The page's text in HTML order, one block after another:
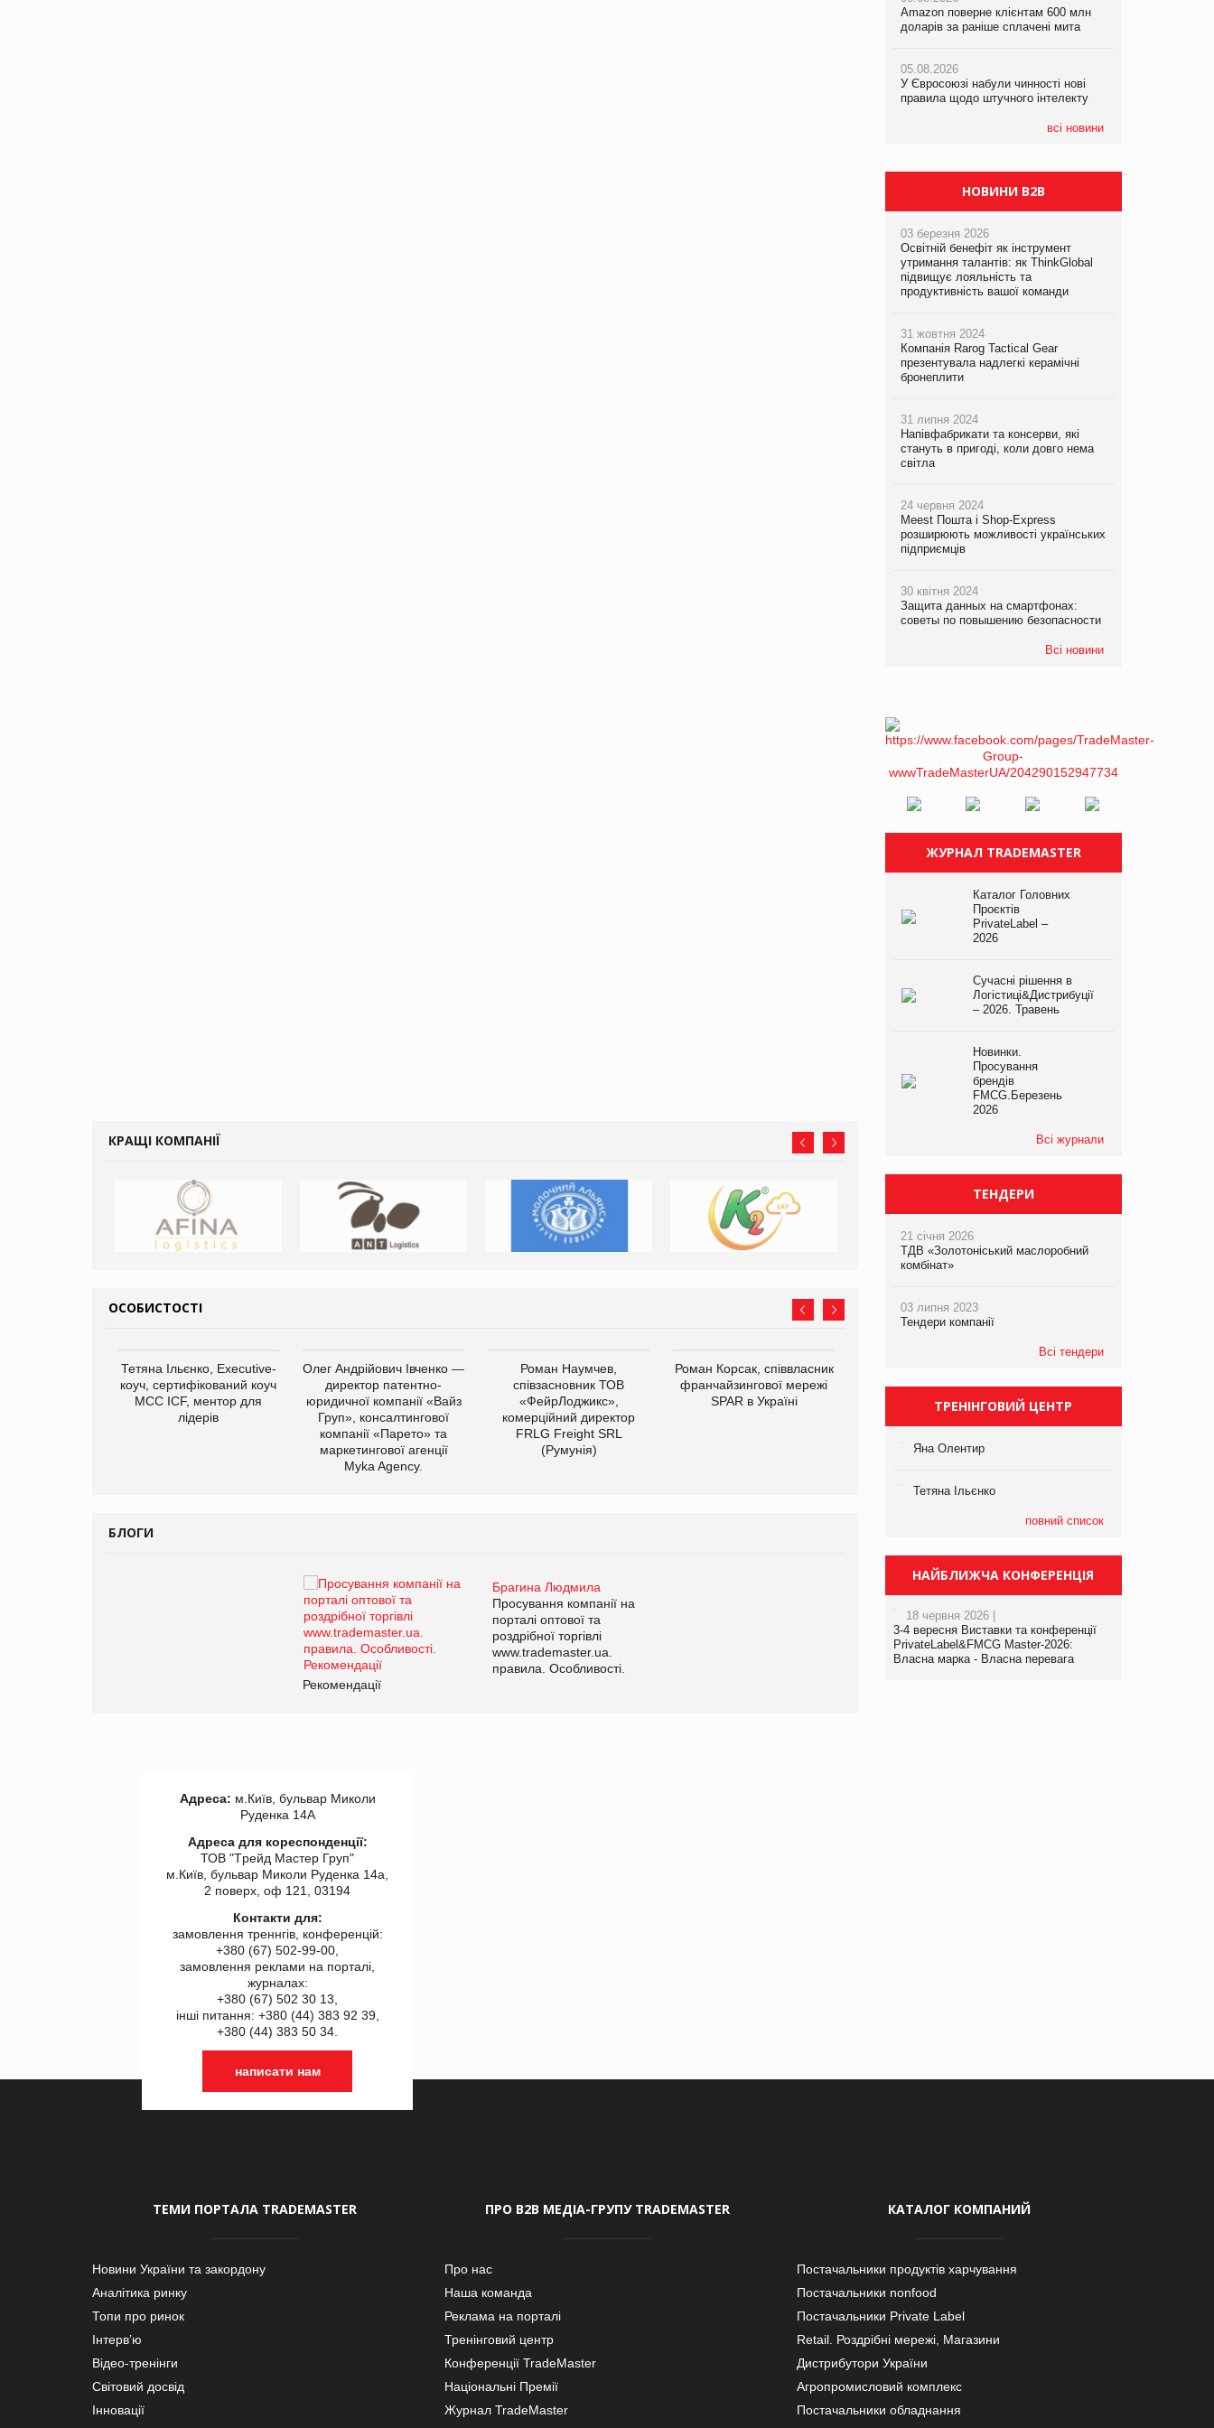
КРАЩІ КОМПАНІЇ
ОСОБИСТОСТІ
Тетяна Ільєнко, Executive-
коуч, сертифікований коуч
МСС ICF, ментор для
лідерів
Олег Андрійович Івченко —
директор патентно-
юридичної компанії «Вайз
Груп», консалтингової
компанії «Парето» та
маркетингової агенції
Myka Agency.
Роман Наумчев,
співзасновник ТОВ
«ФейрЛоджикс»,
комерційний директор
FRLG Freight SRL
(Румунія)
Роман Корсак, співвласник
франчайзингової мережі
SPAR в Україні
Файно маркет Директор
департаменту з
компанії «УкраМарин»
БЛОГИ
Брагина Людмила
Просування компанії на
порталі оптової та
роздрібної торгівлі
www.trademaster.ua.
правила. Особливості.
Рекомендації
порталі оптової та
роздрібної торгівлі
www.trademaster.ua.
правила. Особливості.
Amazon поверне клієнтам 600 млн
доларів за раніше сплачені мита
05.08.2026
У Євросоюзі набули чинності нові
правила щодо штучного інтелекту
всі новини
у VARUS з’явилися новинки від ТМ
ТОКЕРИ
PrivateLabel&FMCG Master 2026
правила щодо штучного інтелекту
Рекламна платформа вимагає від
Google компенсацію за втрату 6,9
трлн рекламних показів
НОВИНИ B2B
03 березня 2026
Освітній бенефіт як інструмент
утримання талантів: як ThinkGlobal
підвищує лояльність та
продуктивність вашої команди
31 жовтня 2024
Компанія Rarog Tactical Gear
презентувала надлегкі керамічні
бронеплити
31 липня 2024
Напівфабрикати та консерви, які
стануть в пригоді, коли довго нема
світла
24 червня 2024
Meest Пошта і Shop-Express
розширюють можливості українських
підприємців
30 квітня 2024
Защита данных на смартфонах:
советы по повышению безопасности
Всі новини
ЖУРНАЛ TRADEMASTER
Каталог Головних
Проєктів
PrivateLabel –
2026
Сучасні рішення в
Логістиці&Дистрибуції
– 2026. Травень
Новинки.
Просування
брендів
FMCG.Березень
2026
Всі журнали
ТЕНДЕРИ
21 січня 2026
ТДВ «Золотоніський маслоробний
комбінат»
03 липня 2023
Тендери компанії
Всі тендери
ТРЕНІНГОВИЙ ЦЕНТР
Яна Олентир
Тетяна Ільєнко
повний список
НАЙБЛИЖЧА КОНФЕРЕНЦІЯ
18 червня 2026 |
3-4 вересня Виставки та конференції
PrivateLabel&FMCG Master-2026:
Власна марка - Власна перевага
Адреса: м.Київ, бульвар Миколи
Руденка 14А
Адреса для кореспонденції:
ТОВ "Tрейд Мастер Груп"
м.Київ, бульвар Миколи Руденка 14а,
2 поверх, оф 121, 03194
Контакти для:
замовлення треннгів, конференцій:
+380 (67) 502-99-00,
замовлення реклами на порталі,
журналах:
+380 (67) 502 30 13,
інші питання: +380 (44) 383 92 39,
+380 (44) 383 50 34.
написати нам
ТЕМИ ПОРТАЛА TRADEMASTER
Новини України та закордону
Аналітика ринку
Топи про ринок
Інтерв’ю
Відео-тренінги
Світовий досвід
Інновації
ПРО В2В МЕДІА-ГРУПУ TRADEMASTER
Про нас
Наша команда
Реклама на порталі
Тренінговий центр
Конференції TradeMaster
Національні Премії
Журнал TradeMaster
КАТАЛОГ КОМПАНИЙ
Постачальники продуктів харчування
Постачальники nonfood
Постачальники Private Label
Retail. Роздрібні мережі, Магазини
Дистрибутори України
Агропромисловий комплекс
Постачальники обладнання